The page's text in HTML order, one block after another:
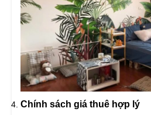
Chính sách giá thuê hợp lý